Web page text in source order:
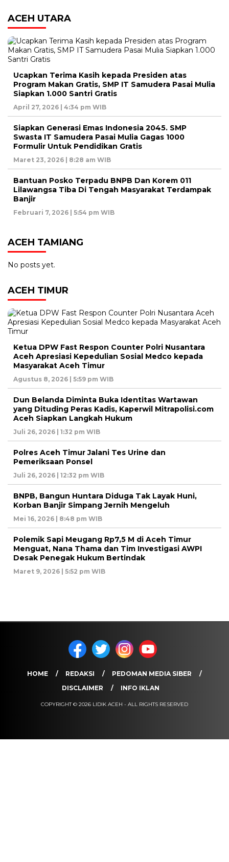
ACEH UTARA
Ucapkan Terima Kasih kepada Presiden atas
Program Makan Gratis, SMP IT Samudera Pasai Mulia
Siapkan 1.000 Santri Gratis
April 27, 2026 | 4:34 pm WIB
Siapkan Generasi Emas Indonesia 2045. SMP
Swasta IT Samudera Pasai Mulia Gagas 1000
Formulir Untuk Pendidikan Gratis
Maret 23, 2026 | 8:28 am WIB
Bantuan Posko Terpadu BNPB Dan Korem 011
Lilawangsa Tiba Di Tengah Masyarakat Terdampak
Banjir
Februari 7, 2026 | 5:54 pm WIB
ACEH TAMIANG
No posts yet.
ACEH TIMUR
Ketua DPW Fast Respon Counter Polri Nusantara
Aceh Apresiasi Kepedulian Sosial Medco kepada
Masyarakat Aceh Timur
Agustus 8, 2026 | 5:59 pm WIB
Dun Belanda Diminta Buka Identitas Wartawan
yang Dituding Peras Kadis, Kaperwil Mitrapolisi.com
Aceh Siapkan Langkah Hukum
Juli 26, 2026 | 1:32 pm WIB
Polres Aceh Timur Jalani Tes Urine dan
Pemeriksaan Ponsel
Juli 26, 2026 | 12:32 pm WIB
BNPB, Bangun Huntara Diduga Tak Layak Huni,
Korban Banjir Simpang Jernih Mengeluh
Mei 16, 2026 | 8:48 pm WIB
Polemik Sapi Meugang Rp7,5 M di Aceh Timur
Menguat, Nana Thama dan Tim Investigasi AWPI
Desak Penegak Hukum Bertindak
Maret 9, 2026 | 5:52 pm WIB
HOME REDAKSI
PEDOMAN MEDIA SIBER
DISCLAIMER
INFO IKLAN
COPYRIGHT © 2026 LIDIK ACEH - ALL RIGHTS RESERVED